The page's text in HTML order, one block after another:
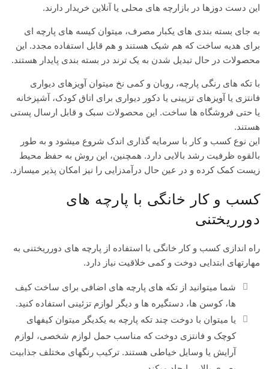
این دست دوزها در بازارچه های محلی یا آنلاین خریدار دارند.
به جای بسته بندی های یکبار مصرف، میتوان کیسه های پارچه ای
برای هدیه ساخت که هم شیک هستند و هم قابل استفاده مجدد. این
محصولات در حال تبدیل شدن به یک ترند در بسته بندی پایدار هستند.
با تکه های رنگی پارچه، روبان و کمی نخ میتوان آویزهای دیواری
فانتزی یا آویزهای تزیینی یا دکور دیواری برای اتاق کودک، آشپزخانه
یا حتی فروشگاه ها ساخت. این محصولات سبک و قابل ارسال پستی
هستند.
این نوع کسب و کار با سرمایه گذاری اندک شروع میشود و به طور
بالقوه ظرفیت رشد بالایی دارد. همچنین، این روش به حفظ محیط
زیست کمک کرده و در عین حال درآمدزایی را نیز امکان پذیر میسازد.
کسب و کار خانگی با پارچه های
دورریختنی
راه اندازی کسب و کار خانگی با استفاده از پارچه های دورریختنی به
مهارتهای ابتدایی دوخت و کمی خلاقیت نیاز دارد.
شما میتوانید از تکه های پارچه های اضافی برای ساخت کیف
ها، کوسن ها، دستگیره ها و دیگر لوازم تزئینی استفاده کنید.
یا میتوان با دوخت چند تکه پارچه به یکدیگر میتوان کیفهای
کوچک و فانتزی دوخت که مناسب حمل لوازم شخصی، لوازم
آرایش یا وسایل خیاطی هستند. ترکیب رنگهای مختلف جذابیت